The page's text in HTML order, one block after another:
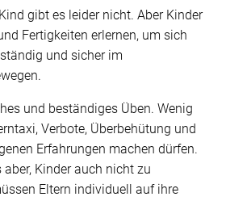
gibt es leider nicht. Aber Kinder
Fertigkeiten erlernen, um sich
und sicher im
und beständiges Üben. Wenig
Verbote, Überbehütung und
Erfahrungen machen dürfen.
Kinder auch nicht zu
Eltern individuell auf ihre